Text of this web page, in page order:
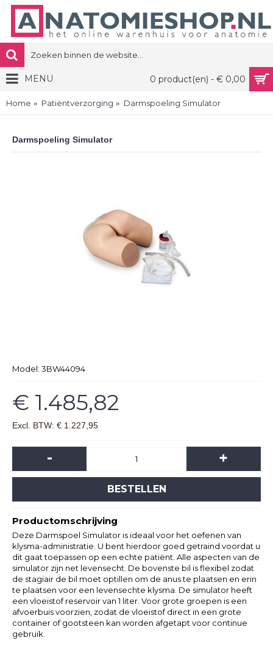
0 product(en) - € 0,00
MENU
Home Patiëntverzorging Darmspoeling Simulator
Darmspoeling Simulator
Model: 3BW44094
€ 1.485,82
Excl. BTW: € 1.227,95
- +
BESTELLEN
Productomschrijving
Deze Darmspoel Simulator is ideaal voor het oefenen van
klysma-administratie. U bent hierdoor goed getraind voordat u
dit gaat toepassen op een echte patiënt. Alle aspecten van de
simulator zijn net levensecht. De bovenste bil is flexibel zodat
de stagiair de bil moet optillen om de anus te plaatsen en erin
te plaatsen voor een levensechte klysma. De simulator heeft
een vloeistof reservoir van 1 liter. Voor grote groepen is een
afvoerbuis voorzien, zodat de vloeistof direct in een grote
container of gootsteen kan worden afgetapt voor continue
gebruik.